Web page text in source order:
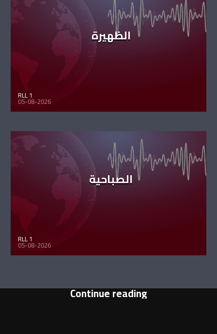
الظهيرة
RLL 1
05-08-2026
الصباحية
RLL 1
05-08-2026
Continue reading